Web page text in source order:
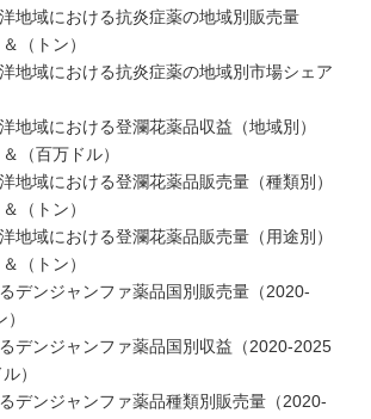
地域における抗炎症薬の地域別販売量
（トン）
地域における抗炎症薬の地域別市場シェア
地域における登瀾花薬品収益（地域別）
（百万ドル）
地域における登瀾花薬品販売量（種類別）
（トン）
地域における登瀾花薬品販売量（用途別）
（トン）
デンジャンファ薬品国別販売量（2020-
デンジャンファ薬品国別収益（2020-2025
）
デンジャンファ薬品種類別販売量（2020-